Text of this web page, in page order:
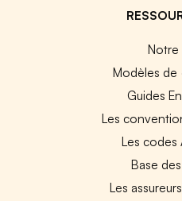
Notre
Modèles de
Guides
Les
Les codes
Base
Les